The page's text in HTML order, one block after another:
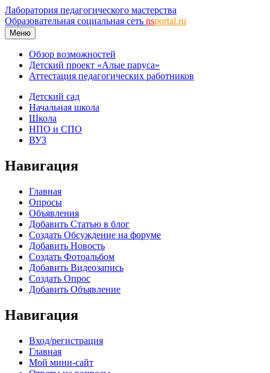
Лаборатория педагогического мастерства
Образовательная социальная сеть nsportal.ru
Меню
Обзор возможностей
Детский проект «Алые паруса»
Аттестация педагогических работников
Детский сад
Начальная школа
Школа
НПО и СПО
ВУЗ
Навигация
Главная
Опросы
Объявления
Добавить Статью в блог
Создать Обсуждение на форуме
Добавить Новость
Создать Фотоальбом
Добавить Видеозапись
Создать Опрос
Добавить Объявление
Навигация
Вход/регистрация
Главная
Мой мини-сайт